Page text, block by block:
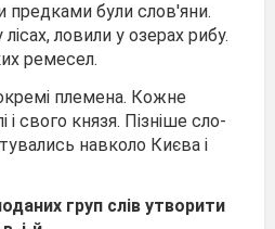
предками були слов'я­ни.
ловили у озерах рибу.
ремесел.
племена. Кожне
і свого князя. Пізніше сло­
навколо Києва і
груп слів утворити